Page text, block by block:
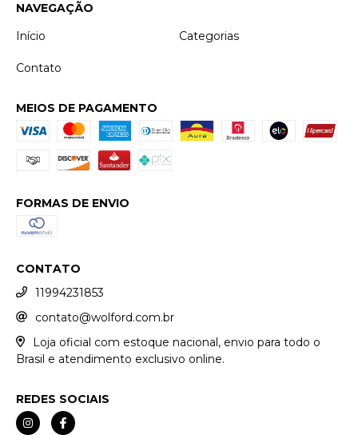
NAVEGAÇÃO
Início
Categorias
Contato
MEIOS DE PAGAMENTO
FORMAS DE ENVIO
CONTATO
11994231853
contato@wolford.com.br
Loja oficial com estoque nacional, envio para todo o
Brasil e atendimento exclusivo online.
REDES SOCIAIS